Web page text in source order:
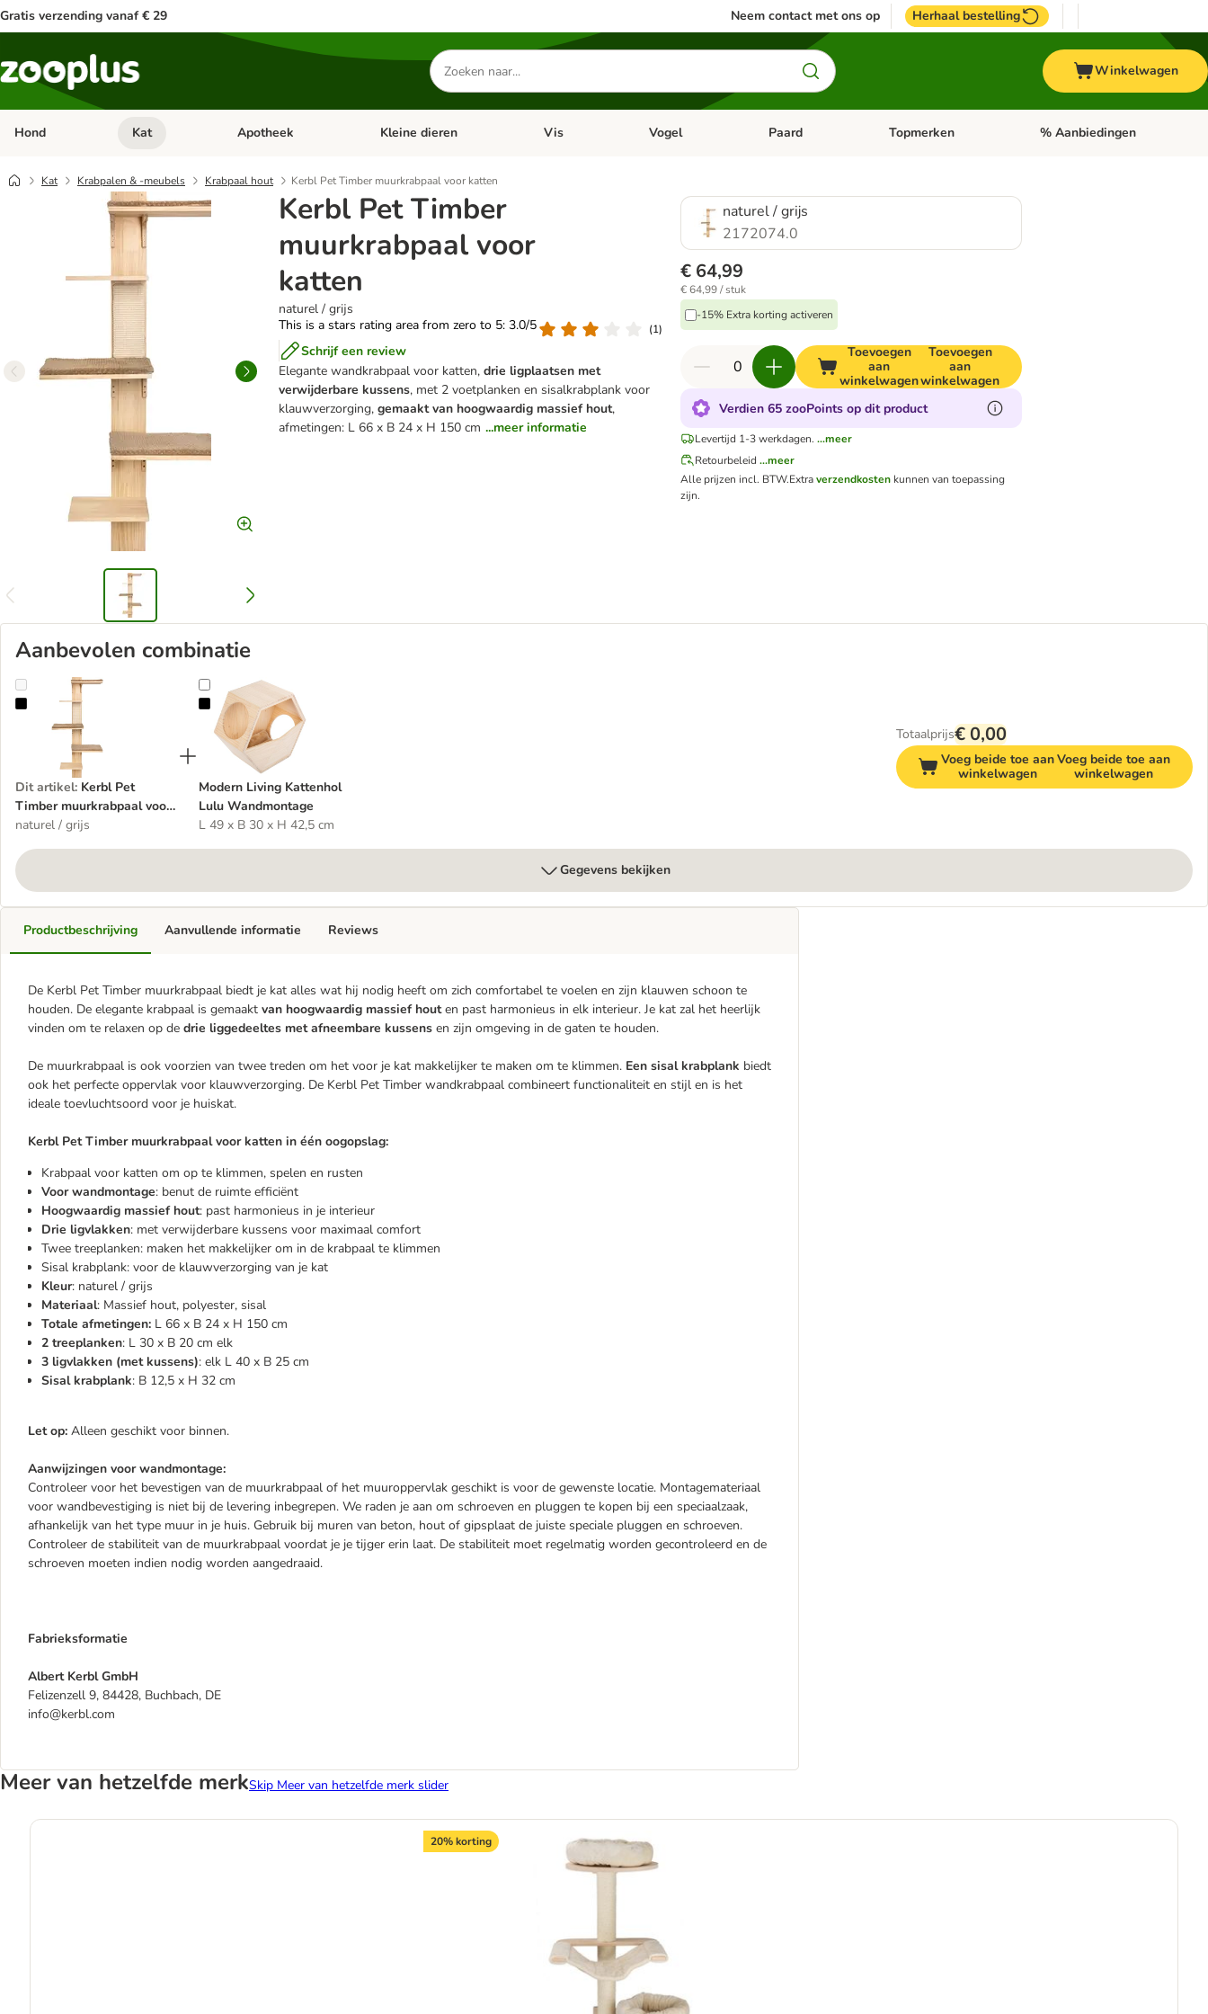
Gratis verzending vanaf € 29 Neem contact met ons op Herhaal bestelling
Zoeken
naar
producten
Winkelwagen
Hond Open categorie menu: Hond
Kat Open categorie menu: Kat
Apotheek Open categorie menu: Apotheek
Kleine dieren Open categorie menu: Kleine dieren
Vis Open categorie menu: Vis
Vogel Open categorie menu: Vogel
Paard Open categorie menu: Paard
Topmerken Open categorie menu:
% Aanbiedingen
Kat Krabpalen & -meubels Krabpaal hout Kerbl Pet Timber muurkrabpaal voor katten
Kerbl Pet Timber
muurkrabpaal voor
katten
naturel / grijs
This is a stars rating area from zero to 5: 3.0/5
(1)
Schrijf een review
Elegante wandkrabpaal voor katten,drie ligplaatsen met
verwijderbare kussens, met 2 voetplanken en sisalkrabplank voor
klauwverzorging,gemaakt van hoogwaardig massief hout,
afmetingen: L 66 x B 24 x H 150 cm ...meer informatie
naturel / grijs
2172074.0
€ 64,99
€ 64,99 / stuk
-15% Extra korting activeren
Toevoegen
aan
winkelwagen
Toevoegen
aan
winkelwagen
Verdien 65 zooPoints op dit product
Levertijd 1-3 werkdagen. ...meer
Retourbeleid ...meer
Alle prijzen incl. BTW.Extraverzendkosten kunnen van toepassing
zijn.
Aanbevolen combinatie
Kerbl Pet Timber muurkrabpaal voor katten
Dit artikel: Kerbl Pet
Timber muurkrabpaal voor
katten
naturel / grijs
Modern Living Kattenhol Lulu Wandmontage
Modern Living Kattenhol
Lulu Wandmontage
L 49 x B 30 x H 42,5 cm
Totaalprijs€ 0,00
Voeg beide toe aan
winkelwagen
Voeg beide toe aan
winkelwagen
Gegevens bekijken
Productbeschrijving
De Kerbl Pet Timber muurkrabpaal biedt je kat alles wat hij nodig heeft om zich comfortabel te voelen en zijn klauwen schoon te
houden. De elegante krabpaal is gemaakt van hoogwaardig massief houten past harmonieus in elk interieur. Je kat zal het heerlijk
vinden om te relaxen op de drie liggedeeltes met afneembare kussens en zijn omgeving in de gaten te houden.
De muurkrabpaal is ook voorzien van twee treden om het voor je kat makkelijker te maken om te klimmen. Een sisal krabplank biedt
ook het perfecte oppervlak voor klauwverzorging. De Kerbl Pet Timber wandkrabpaal combineert functionaliteit en stijl en is het
ideale toevluchtsoord voor je huiskat.
Kerbl Pet Timber muurkrabpaal voor katten in één oogopslag:
Krabpaal voor katten om op te klimmen, spelen en rusten
Voor wandmontage: benut de ruimte efficiënt
Hoogwaardig massief hout: past harmonieus in je interieur
Drie ligvlakken: met verwijderbare kussens voor maximaal comfort
Twee treeplanken: maken het makkelijker om in de krabpaal te klimmen
Sisal krabplank: voor de klauwverzorging van je kat
Kleur: naturel / grijs
Materiaal: Massief hout, polyester, sisal
Totale afmetingen: L 66 x B 24 x H 150 cm
2 treeplanken: L 30 x B 20 cm elk
3 ligvlakken (met kussens): elk L 40 x B 25 cm
Sisal krabplank: B 12,5 x H 32 cm
Let op: Alleen geschikt voor binnen.
Aanwijzingen voor wandmontage:
Controleer voor het bevestigen van de muurkrabpaal of het muuroppervlak geschikt is voor de gewenste locatie. Montagemateriaal
voor wandbevestiging is niet bij de levering inbegrepen. We raden je aan om schroeven en pluggen te kopen bij een speciaalzaak,
afhankelijk van het type muur in je huis. Gebruik bij muren van beton, hout of gipsplaat de juiste speciale pluggen en schroeven.
Controleer de stabiliteit van de muurkrabpaal voordat je je tijger erin laat. De stabiliteit moet regelmatig worden gecontroleerd en de
schroeven moeten indien nodig worden aangedraaid.
Fabrieksformatie
Albert Kerbl GmbH
Felizenzell 9, 84428, Buchbach, DE
info@kerbl.com
Aanvullende informatie Reviews
Meer van hetzelfde merkSkip Meer van hetzelfde merk slider
20% korting